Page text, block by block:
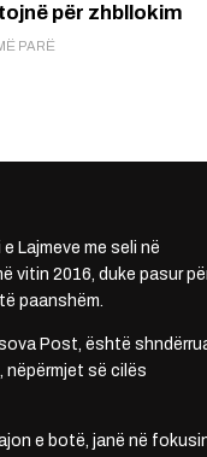
për zhbllokim
PARË
Lajmeve me seli në
vitin 2016, duke pasur
paanshëm.
Post, është
nëpërmjet së cilës
e botë, janë në